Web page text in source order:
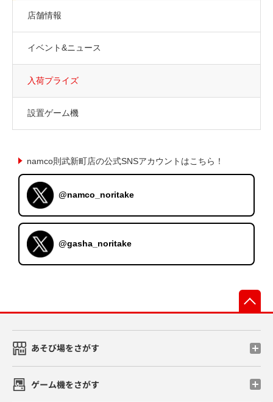
店舗情報
イベント&ニュース
入荷プライズ
設置ゲーム機
namco則武新町店の公式SNSアカウントはこちら！
@namco_noritake
@gasha_noritake
あそび場をさがす
ゲーム機をさがす